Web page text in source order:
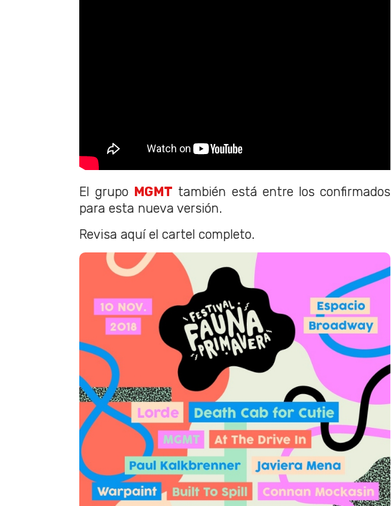
El grupo MGMT también está entre los confirmados
para esta nueva versión.
Revisa aquí el cartel completo.